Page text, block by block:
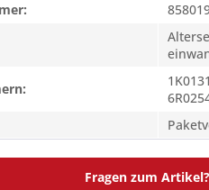
Fragen zum Artikel?